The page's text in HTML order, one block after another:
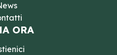
ORA